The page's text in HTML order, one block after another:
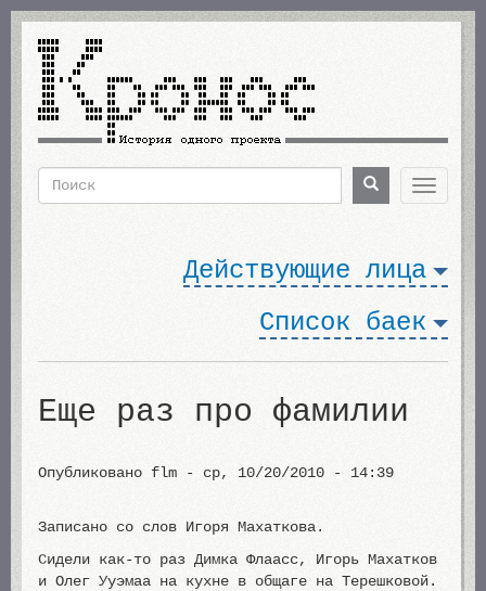
Перейти
основному
содержанию
Поиск Поиск
Toggle
Действующие лица
Список баек
Еще раз про фамилии
Опубликовано flm - ср, 10/20/2010 - 14:39
Записано со слов Игоря Махаткова.
Сидели как-то раз Димка Флаасс, Игорь Махатков
и Олег Ууэмаа на кухне в общаге на Терешковой.